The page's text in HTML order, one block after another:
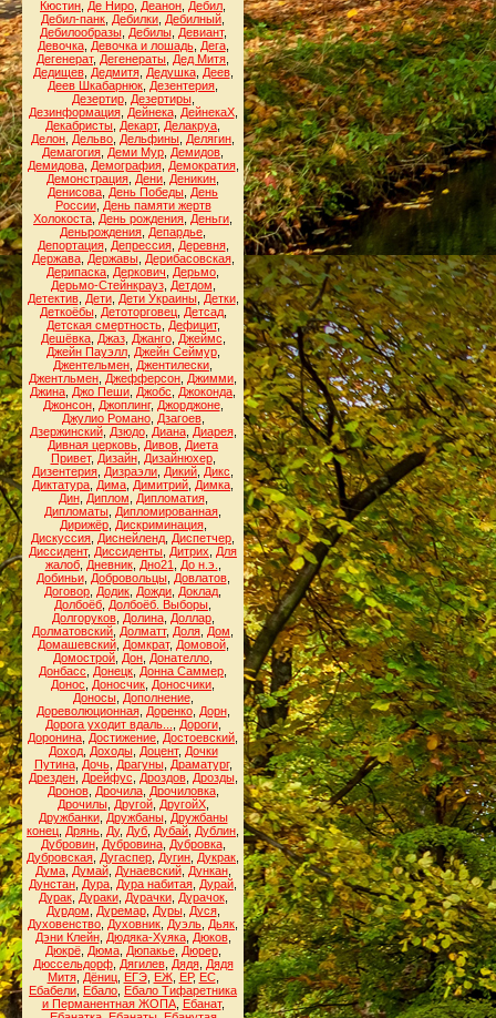
Кюстин Де Ниро Деанон Дебил
Дебил-панк Дебилки Дебилный
Дебилообразы, Дебилы, Девиант,
Девочка, Девочка и лошадь, Дега,
Дегенерат, Дегенераты Дед Митя
Дедищев, Дедмитя, Дедушка, Деев,
Деев Шкабарнюк Дезентерия
Дезертир, Дезертиры,
Дезинформация, Дейнека, ДейнекаХ,
Декабристы Декарт, Делакруа
Делон Дельво Дельфины Делягин
Демагогия Деми Мур Демидов
Демидова, Демография, Демократия,
Демонстрация Дени Деникин
Денисова День Победы День
России, День памяти жертв
Холокоста День рождения Деньги
Деньрождения Депардье
Депортация, Депрессия, Деревня,
Держава, Державы, Дерибасовская,
Дерипаска Деркович Дерьмо
Дерьмо-Стейнкрауз, Детдом
Детектив, Дети, Дети Украины, Детки,
Деткоёбы, Детоторговец, Детсад,
Детская смертность, Дефицит,
Дешёвка, Джаз, Джанго, Джеймс
Джейн Пауэлл, Джейн Сеймур,
Джентельмен Джентилески
Джентльмен Джефферсон Джимми
Джина Джо Пеши Джобс Джоконда
Джонсон, Джоплинг, Джорджоне,
Джулио Романо, Дзагоев,
Дзержинский, Дзюдо, Диана, Диарея,
Дивная церковь Дивов Диета
Привет, Дизайн, Дизайнюхер,
Дизентерия Дизраэли Дикий Дикс
Диктатура Дима Димитрий Димка
Дин, Диплом Дипломатия,
Дипломаты Дипломированная
Дирижёр, Дискриминация,
Дискуссия Диснейленд Диспетчер
Диссидент, Диссиденты Дитрих
Для
жалоб, Дневник, Дно21 До н.э.
Добиньи, Добровольцы, Довлатов,
Договор Додик Дожди Доклад
Долбоёб Долбоёб. Выборы
Долгоруков, Долина, Доллар,
Долматовский Долматт, Доля Дом
Домашевский, Домкрат, Домовой,
Домострой Дон Донателло
Донбасс
Донецк Донна Саммер
Донос
Доносчик Доносчики
Доносы, Дополнение,
Дореволюционная, Доренко, Дорн,
Дорога уходит вдаль...
Дороги,
Доронина Достижение Достоевский
Доход, Доходы, Доцент, Дочки
Путина, Дочь, Драгуны, Драматург,
Дрезден, Дрейфус Дроздов, Дрозды,
Дронов, Дрочила, Дрочиловка,
Дрочилы, Другой, ДругойХ,
Дружбанки, Дружбаны, Дружбаны
конец Дрянь Ду, Дуб Дубай Дублин
Дубровин, Дубровина, Дубровка,
Дубровская Дугаспер Дугин Дукрак
Дума, Думай, Дунаевский, Дункан,
Дунстан Дура Дура набитая Дурай
Дурак, Дураки, Дурачки, Дурачок,
Дурдом
Дуремар, Дуры, Дуся,
Духовенство Духовник Дуэль Дьяк
Дэни Клейн, Дюдяка-Хуяка, Дюков,
Дюкрё, Дюма, Дюпакье, Дюрер,
Дюссельдорф, Дягилев, Дядя, Дядя
Митя, Дёниц, ЕГЭ, ЕЖ, ЕР, ЕС,
Ебабели Ебало Ебало Тифаретника
и Перманентная ЖОПА, Ебанат,